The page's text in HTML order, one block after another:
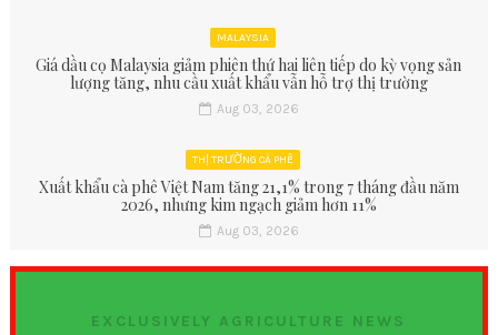
MALAYSIA
Giá dầu cọ Malaysia giảm phiên thứ hai liên tiếp do kỳ vọng sản
lượng tăng, nhu cầu xuất khẩu vẫn hỗ trợ thị trường
Aug 03, 2026
THỊ TRƯỜNG CÀ PHÊ
Xuất khẩu cà phê Việt Nam tăng 21,1% trong 7 tháng đầu năm
2026, nhưng kim ngạch giảm hơn 11%
Aug 03, 2026
EXCLUSIVELY AGRICULTURE NEWS